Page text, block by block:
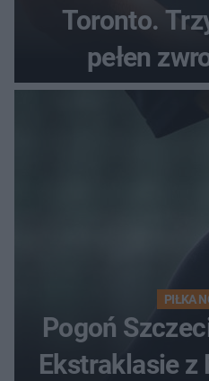
Toronto.
pełen
PIŁKA
Pogoń
Ekstraklasie